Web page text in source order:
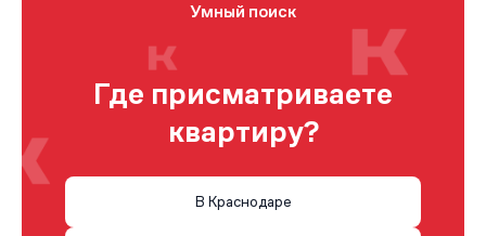
Умный поиск
Где присматриваете
квартиру?
В Краснодаре